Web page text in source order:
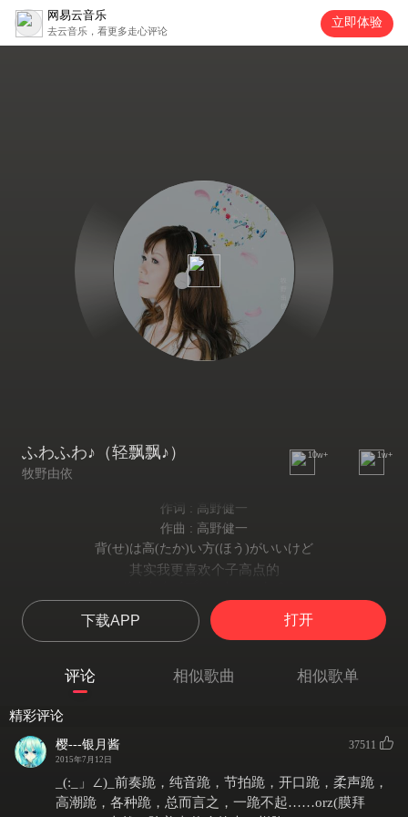
网易云音乐
去云音乐，看更多走心评论
立即体验
ふわふわ♪（轻飘飘♪）
牧野由依
10w+ 1w+
作词 : 高野健一
作曲 : 高野健一
背(せ)は高(たか)い方(ほう)がいいけど
其实我更喜欢个子高点的
可他却不是那种类型的
気難(きむずか)しい感(かん)じ…どっちかって
看起来感觉脾气怪怪的
这种男生我本来不太感冒的
笑(わら)うと目(め)が子供(こども)みたいで
クシャクシャになっちゃう目元(めもと
就连眯成了一条缝的眼睛
下载APP 打开
评论 相似歌曲 相似歌单
精彩评论
樱---银月酱
2015年7月12日
37511
_(:_」∠)_前奏跪，纯音跪，节拍跪，开口跪，柔声跪，
高潮跪，各种跪，总而言之，一跪不起……orz(膜拜